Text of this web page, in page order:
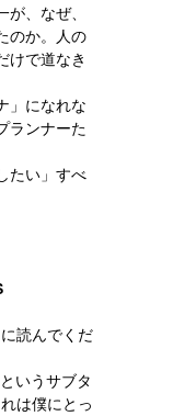
、なぜ、
のか。人の
けで道なき
」になれな
ランナーた
たい」すべ
読んでくだ
いうサブタ
は僕にとっ